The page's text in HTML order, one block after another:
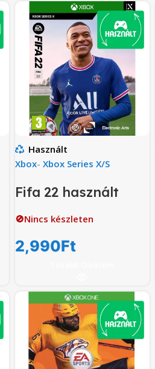
Használt
Xbox- Xbox Series X/S
Fifa 22 használt
🚫Nincs készleten
2,990Ft